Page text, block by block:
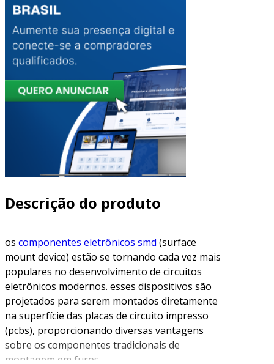
Descrição do produto
os componentes eletrônicos smd (surface
mount device) estão se tornando cada vez mais
populares no desenvolvimento de circuitos
eletrônicos modernos. esses dispositivos são
projetados para serem montados diretamente
na superfície das placas de circuito impresso
(pcbs), proporcionando diversas vantagens
sobre os componentes tradicionais de
montagem em furos.